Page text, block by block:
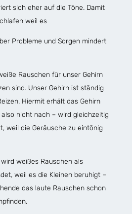
sich eher auf die Töne. Damit
weil es
Probleme und Sorgen mindert
Rauschen für unser Gehirn
sind. Unser Gehirn ist ständig
Hiermit erhält das Gehirn
nicht nach – wird gleichzeitig
weil die Geräusche zu eintönig
weißes Rauschen als
weil es die Kleinen beruhigt –
das laute Rauschen schon